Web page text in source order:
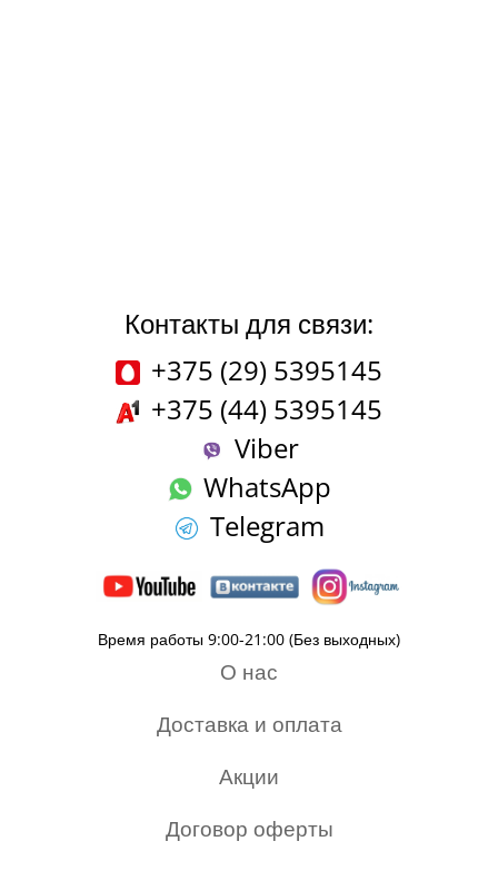
Контакты для связи:
+375 (29) 5395145
+375 (44) 5395145
Viber
WhatsApp
Telegram
Время работы 9:00-21:00 (Без выходных)
О нас
Доставка и оплата
Акции
Договор оферты